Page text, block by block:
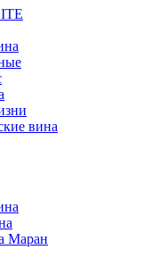
вина
Маран